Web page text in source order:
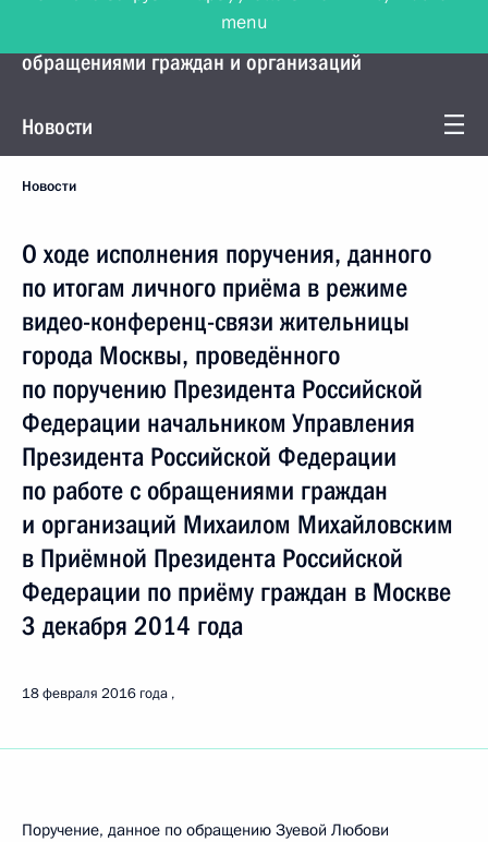
Управление Президента по работе с
обращениями граждан и организаций
Новости
Новости
О ходе исполнения поручения, данного
по итогам личного приёма в режиме
видео-конференц-связи жительницы
города Москвы, проведённого
по поручению Президента Российской
Федерации начальником Управления
Президента Российской Федерации
по работе с обращениями граждан
и организаций Михаилом Михайловским
в Приёмной Президента Российской
Федерации по приёму граждан в Москве
3 декабря 2014 года
18 февраля 2016 года
Поручение, данное по обращению Зуевой Любови
menu